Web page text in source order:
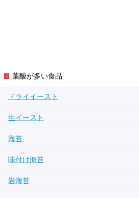
葉酸が多い食品
ドライイースト
生イースト
海苔
味付け海苔
岩海苔